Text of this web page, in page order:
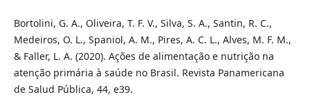
Bortolini, G. A., Oliveira, T. F. V., Silva, S. A., Santin, R. C.,
Medeiros, O. L., Spaniol, A. M., Pires, A. C. L., Alves, M. F. M.,
& Faller, L. A. (2020). Ações de alimentação e nutrição na
atenção primária à saúde no Brasil. Revista Panamericana
de Salud Pública, 44, e39.